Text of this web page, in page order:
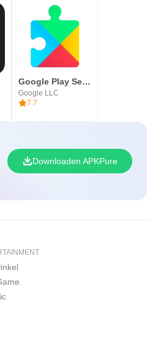
Google Play Services
Google LLC
7.7
Downloaden APKPure